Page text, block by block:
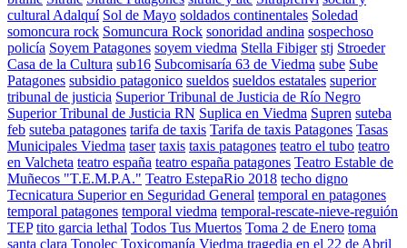
cultural Adalquí Sol de Mayo soldados continentales Soledad
somoncura rock Somuncura Rock sonoridad andina sospechoso
policía Soyem Patagones soyem viedma Stella Fibiger stj Stroeder
Casa de la Cultura sub16 Subcomisaría 63 de Viedma sube Sube
Patagones subsidio patagonico sueldos sueldos estatales superior
tribunal de justicia Superior Tribunal de Justicia de Río Negro
Superior Tribunal de Justicia RN Suplica en Viedma Supren suteba
feb suteba patagones tarifa de taxis Tarifa de taxis Patagones Tasas
Municipales Viedma taser taxis taxis patagones teatro el tubo teatro
en Valcheta teatro españa teatro españa patagones Teatro Estable de
Muñecos "T.E.M.P.A." Teatro EstepaRio 2018 techo digno
Tecnicatura Superior en Seguridad General temporal en patagones
temporal patagones temporal viedma temporal-rescate-nieve-reguión
TEP tito garcia lethal Todos Tus Muertos Toma 2 de Enero toma
santa clara Tonolec Toxicomanía Viedma tragedia en el 22 de Abril